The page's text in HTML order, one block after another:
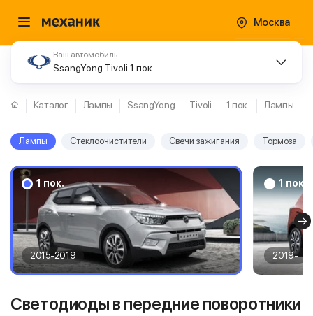
Москва
Ваш автомобиль
SsangYong Tivoli 1 пок.
Каталог Лампы SsangYong Tivoli 1 пок. Лампы
Лампы Стеклоочистители Свечи зажигания Тормоза
1 пок.
2015-2019
1 пок.
2019-
Светодиоды в передние поворотники